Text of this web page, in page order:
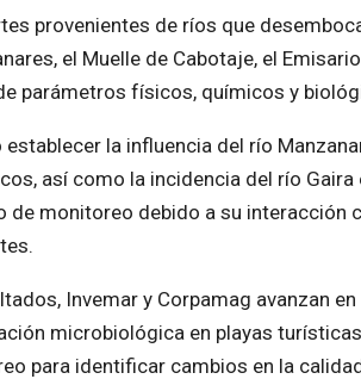
provenientes de ríos que
el Muelle de Cabotaje, el
parámetros físicos, químicos y
la influencia del río
así como la incidencia del río
de monitoreo debido a su interacción
Invemar y Corpamag avanzan
microbiológica en playas
para identificar cambios en la